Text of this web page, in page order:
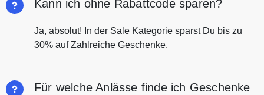
Kann ich ohne Rabattcode sparen?
Ja, absolut! In der Sale Kategorie sparst Du bis zu
30% auf Zahlreiche Geschenke.
Für welche Anlässe finde ich Geschenke